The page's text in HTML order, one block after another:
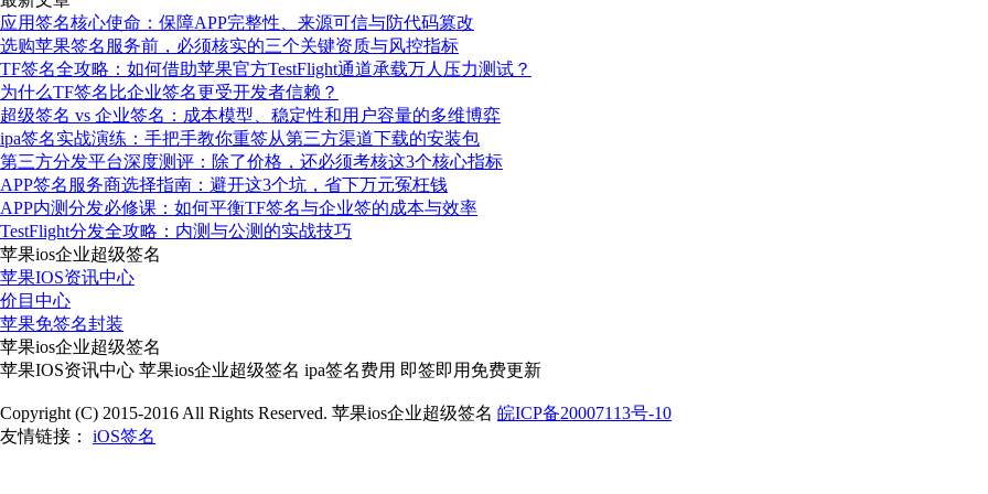
应用签名核心使命：保障APP完整性、来源可信与防代码篡改
选购苹果签名服务前，必须核实的三个关键资质与风控指标
TF签名全攻略：如何借助苹果官方TestFlight通道承载万人压力测试？
为什么TF签名比企业签名更受开发者信赖？
超级签名 vs 企业签名：成本模型、稳定性和用户容量的多维博弈
ipa签名实战演练：手把手教你重签从第三方渠道下载的安装包
第三方分发平台深度测评：除了价格，还必须考核这3个核心指标
APP签名服务商选择指南：避开这3个坑，省下万元冤枉钱
APP内测分发必修课：如何平衡TF签名与企业签的成本与效率
TestFlight分发全攻略：内测与公测的实战技巧
苹果ios企业超级签名
苹果IOS资讯中心
价目中心
苹果免签名封装
苹果ios企业超级签名
苹果IOS资讯中心 苹果ios企业超级签名 ipa签名费用 即签即用免费更新
Copyright (C) 2015-2016 All Rights Reserved. 苹果ios企业超级签名 皖ICP备20007113号-10
友情链接： iOS签名